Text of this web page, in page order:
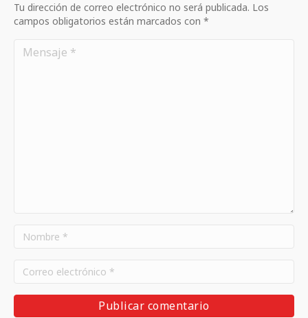
Tu dirección de correo electrónico no será publicada. Los
campos obligatorios están marcados con *